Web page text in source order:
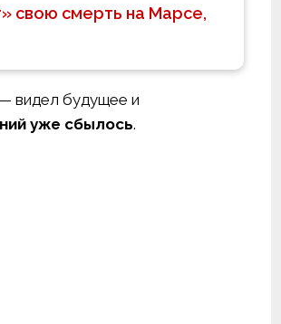
свою смерть на Марсе,
— видел будущее и
уже сбылось.